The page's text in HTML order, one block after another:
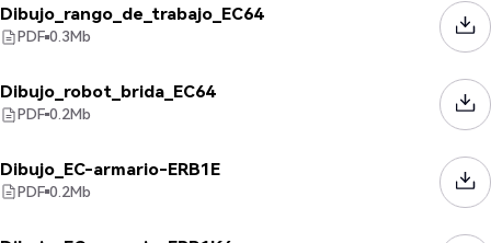
Dibujo_rango_de_trabajo_EC64
PDF 0.3Mb
Dibujo_robot_brida_EC64
PDF 0.2Mb
Dibujo_EC-armario-ERB1E
PDF 0.2Mb